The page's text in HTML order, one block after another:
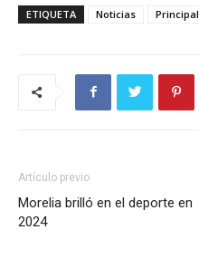
ETIQUETA Noticias Principal
Artículo previo
Morelia brilló en el deporte en
2024